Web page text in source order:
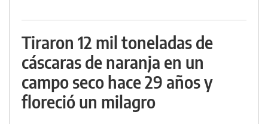
Tiraron 12 mil toneladas de
cáscaras de naranja en un
campo seco hace 29 años y
floreció un milagro